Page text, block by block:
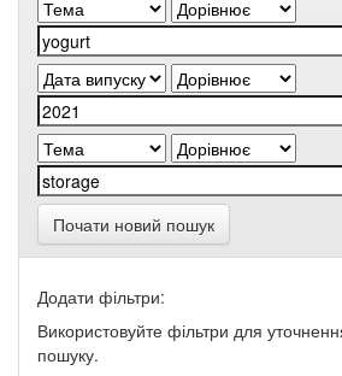
Почати новий пошук
Додати фільтри:
Використовуйте фільтри для
пошуку.